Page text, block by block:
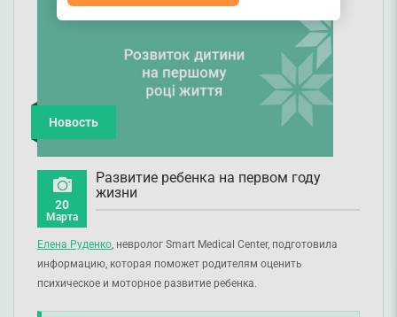
Новость
20
Марта
Развитие ребенка на первом году
жизни
Елена Руденко , невролог Smart Medical Center, подготовила
информацию, которая поможет родителям оценить
психическое и моторное развитие ребенка.